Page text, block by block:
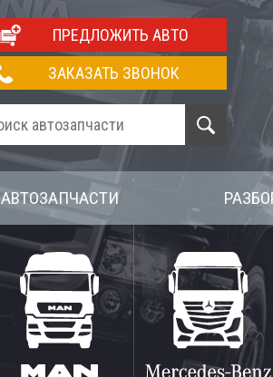
ПРЕДЛОЖИТЬ АВТО
ЗАКАЗАТЬ ЗВОНОК
АВТОЗАПЧАСТИ